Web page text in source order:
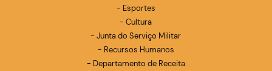
- Esportes
- Cultura
- Junta do Serviço Militar
- Recursos Humanos
- Departamento de Receita